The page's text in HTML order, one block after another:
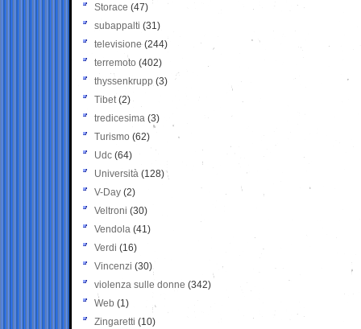
Storace (47)
subappalti (31)
televisione(244)
terremoto (402)
thyssenkrupp (3)
Tibet(2)
tredicesima (3)
Turismo (62)
Udc (64)
Università (128)
V-Day (2)
Veltroni (30)
Vendola (41)
Verdi (16)
Vincenzi (30)
violenza sulle donne (342)
Web (1)
Zingaretti (10)